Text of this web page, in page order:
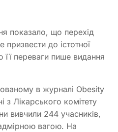
показало, що перехід
до істотної
її переваги пише видання
в журналі Obesity
з Лікарського комітету
вивчили 244 учасників,
вагою. На